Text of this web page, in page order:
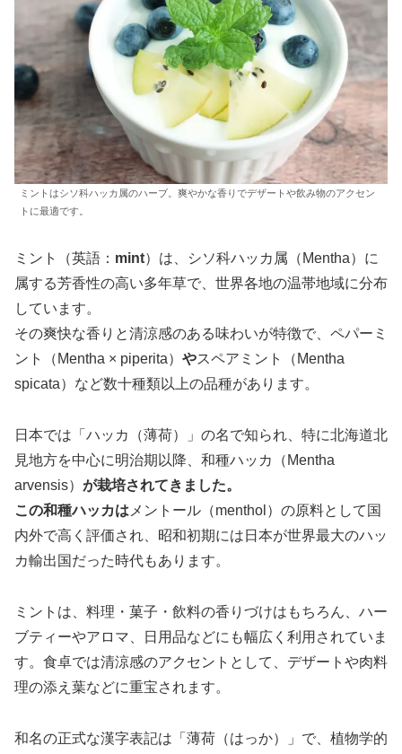
ミントはシソ科ハッカ属のハーブ。爽やかな香りでデザートや飲み物のアクセン
トに最適です。
ミント（英語： mint）は、シソ科ハッカ属（Mentha）に
属する芳香性の高い多年草で、世界各地の温帯地域に分布
しています。
その爽快な香りと清涼感のある味わいが特徴で、ペパーミ
ント（Mentha × piperita） やスペアミント（Mentha
spicata）など数十種類以上の品種があります。
日本では「ハッカ（薄荷）」の名で知られ、特に北海道北
見地方を中心に明治期以降、和種ハッカ（Mentha
arvensis） が栽培されてきました。
この和種ハッカは メントール（menthol）の原料として国
内外で高く評価され、昭和初期には日本が世界最大のハッ
カ輸出国だった時代もあります。
ミントは、料理・菓子・飲料の香りづけはもちろん、ハー
ブティーやアロマ、日用品などにも幅広く利用されていま
す。食卓では清涼感のアクセントとして、デザートや肉料
理の添え葉などに重宝されます。
和名の正式な漢字表記は「薄荷（はっか）」で、植物学的